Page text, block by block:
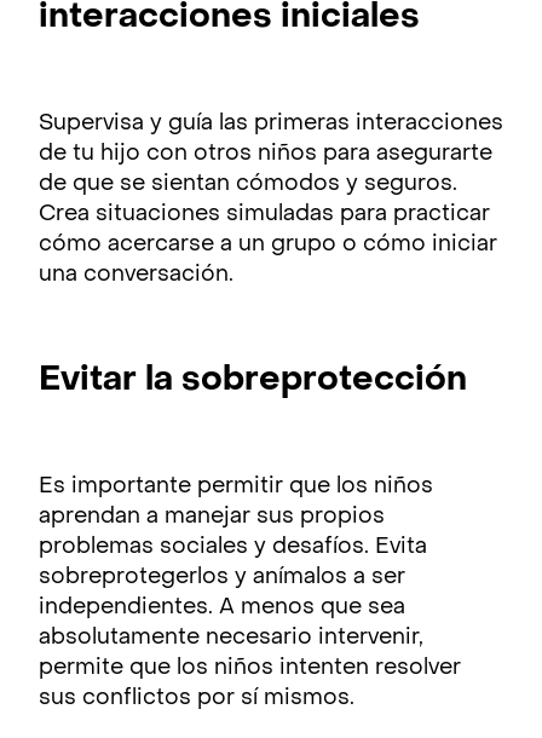
interacciones iniciales
Supervisa y guía las primeras interacciones
de tu hijo con otros niños para asegurarte
de que se sientan cómodos y seguros.
Crea situaciones simuladas para practicar
cómo acercarse a un grupo o cómo iniciar
una conversación.
Evitar la sobreprotección
Es importante permitir que los niños
aprendan a manejar sus propios
problemas sociales y desafíos. Evita
sobreprotegerlos y anímalos a ser
independientes. A menos que sea
absolutamente necesario intervenir,
permite que los niños intenten resolver
sus conflictos por sí mismos.